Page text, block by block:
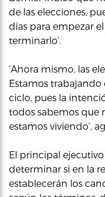
de las elecciones,
días para empezar
terminarlo’.
‘Ahora mismo, las
Estamos trabajando
ciclo, pues la
todos sabemos que
estamos viviendo’,
El principal ejecutivo
determinar si en la
establecerán los